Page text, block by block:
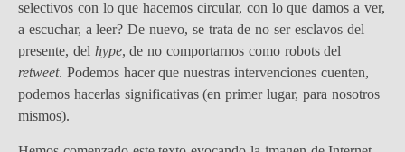
selectivos con lo que hacemos circular, con lo que damos a ver,
a escuchar, a leer? De nuevo, se trata de no ser esclavos del
presente, del hype, de no comportarnos como robots del
retweet. Podemos hacer que nuestras intervenciones cuenten,
podemos hacerlas significativas (en primer lugar, para nosotros
mismos).